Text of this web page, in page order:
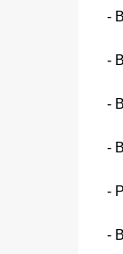
-
-
-
-
-
-